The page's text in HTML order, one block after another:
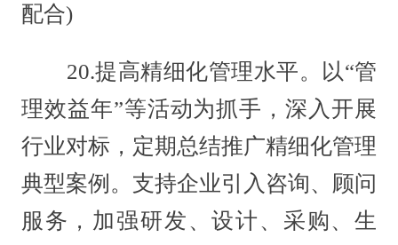
配合)
20.提高精细化管理水平。以“管
理效益年”等活动为抓手，深入开展
行业对标，定期总结推广精细化管理
典型案例。支持企业引入咨询、顾问
服务，加强研发、设计、采购、生